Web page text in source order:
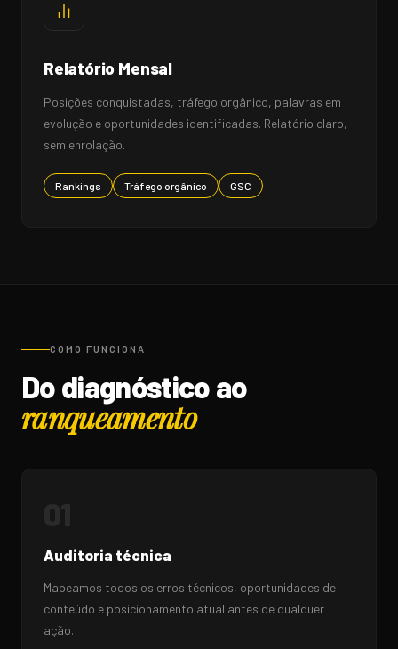
Relatório Mensal
Posições conquistadas, tráfego orgânico, palavras em
evolução e oportunidades identificadas. Relatório claro,
sem enrolação.
Rankings Tráfego orgânico GSC
COMO FUNCIONA
Do diagnóstico ao
ranqueamento
Auditoria técnica
Mapeamos todos os erros técnicos, oportunidades de
conteúdo e posicionamento atual antes de qualquer
ação.